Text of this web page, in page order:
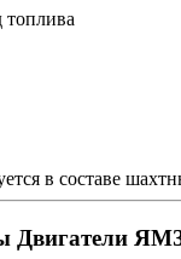
в составе
Двигатели